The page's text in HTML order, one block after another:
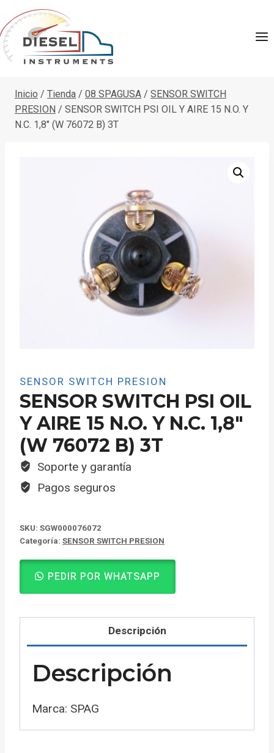
Saltar
al
contenido
Inicio / Tienda / 08 SPAGUSA / SENSOR SWITCH
PRESION / SENSOR SWITCH PSI OIL Y AIRE 15 N.O. Y
N.C. 1,8″ (W 76072 B) 3T
SENSOR SWITCH PRESION
SENSOR SWITCH PSI OIL
Y AIRE 15 N.O. Y N.C. 1,8″
(W 76072 B) 3T
Soporte y garantía
Pagos seguros
SKU: SGW000076072
Categoría: SENSOR SWITCH PRESION
PEDIR POR WHATSAPP
Descripción
Descripción
Marca: SPAG